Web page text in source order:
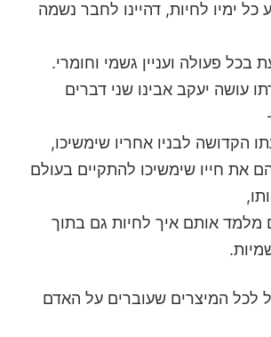
כל ימיו לחיות, דהיינו לחבר נשמה
בכל פעולה ועניין גשמי וחומרי.
עושה יעקב אבינו שני דברים
הקדושה לבניו אחריו שימשיכו,
את חייו שימשיכו להתקיים בעולם
מלמד אותם איך לחיות גם בתוך
לכל המיצרים שעוברים על האדם